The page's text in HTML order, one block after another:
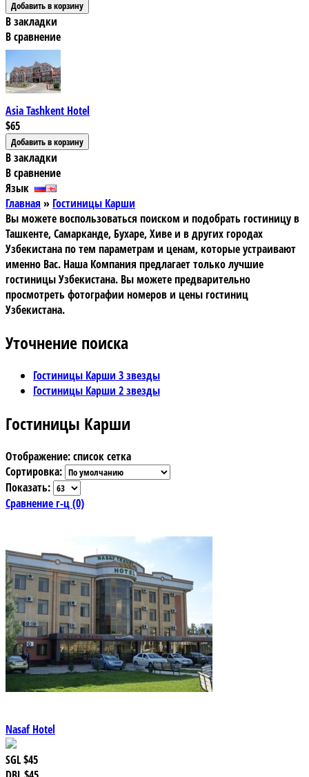
В закладки
В сравнение
Asia Tashkent Hotel
$65
В закладки
В сравнение
Язык
Главная » Гостиницы Карши
Вы можете воспользоваться поиском и подобрать гостиницу в
Ташкенте, Самарканде, Бухаре, Хиве и в других городах
Узбекистана по тем параметрам и ценам, которые устраивают
именно Вас. Наша Компания предлагает только лучшие
гостиницы Узбекистана. Вы можете предварительно
просмотреть фотографии номеров и цены гостиниц
Узбекистана.
Уточнение поиска
Гостиницы Карши 3 звезды
Гостиницы Карши 2 звезды
Гостиницы Карши
Отображение:списоксетка
Сортировка:
Показать:
Сравнение г-ц (0)
Nasaf Hotel
SGL$45